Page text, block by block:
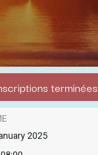
terminées
2025